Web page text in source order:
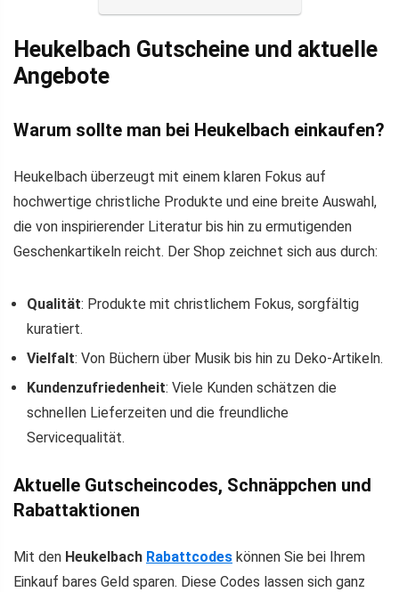
Heukelbach Gutscheine und aktuelle
Angebote
Warum sollte man bei Heukelbach einkaufen?
Heukelbach überzeugt mit einem klaren Fokus auf
hochwertige christliche Produkte und eine breite Auswahl,
die von inspirierender Literatur bis hin zu ermutigenden
Geschenkartikeln reicht. Der Shop zeichnet sich aus durch:
Qualität: Produkte mit christlichem Fokus, sorgfältig
kuratiert.
Vielfalt: Von Büchern über Musik bis hin zu Deko-Artikeln.
Kundenzufriedenheit: Viele Kunden schätzen die
schnellen Lieferzeiten und die freundliche
Servicequalität.
Aktuelle Gutscheincodes, Schnäppchen und
Rabattaktionen
Mit den Heukelbach Rabattcodes können Sie bei Ihrem
Einkauf bares Geld sparen. Diese Codes lassen sich ganz